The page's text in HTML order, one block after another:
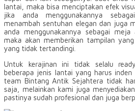
lantai, maka bisa menciptakan efek
jika anda menggunakannya
menambah sentuhan elegan dan juga
anda menggunakannya sebagai
maka akan memberikan tampilan
yang tidak tertandingi.
Untuk kerajinan ini tidak selalu
beberapa jenis lantai yang harus inden
team Bintang Antik Sejahtera tidak
saja, melainkan kami juga
pastinya sudah profesional dan juga